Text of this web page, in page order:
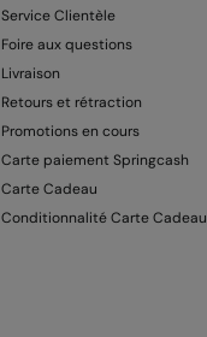
Service Clientèle
Foire aux questions
Livraison
Retours et rétraction
Promotions en cours
Carte paiement Springcash
Carte Cadeau
Conditionnalité Carte Cadeau